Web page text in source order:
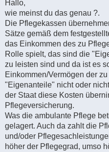
Hallo,
wie meinst du das genau ?.
Die Pflegekassen
Sätze gemäß dem
das Einkommen des zu
Rolle spielt, das sind die
zu leisten sind und da ist es
Einkommen/Vermögen der
"Eigenanteile" nicht oder
der Staat diese Kosten
Pflegeversicherung.
Was die ambulante Pflege
gelagert. Auch da zahlt die
und/oder
höher der Pflegegrad, umso